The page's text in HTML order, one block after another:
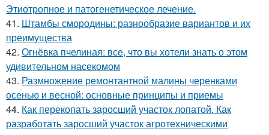
Этиотропное и патогенетическое лечение.
41. Штамбы смородины: разнообразие вариантов и их
преимущества
42. Огнёвка пчелиная: все, что вы хотели знать о этом
удивительном насекомом
43. Размножение ремонтантной малины черенками
осенью и весной: основные принципы и приемы
44. Как перекопать заросший участок лопатой. Как
разработать заросший участок агротехническими